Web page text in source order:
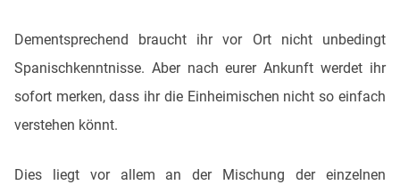
Dementsprechend braucht ihr vor Ort nicht unbedingt
Spanischkenntnisse. Aber nach eurer Ankunft werdet ihr
sofort merken, dass ihr die Einheimischen nicht so einfach
verstehen könnt.
Dies liegt vor allem an der Mischung der einzelnen